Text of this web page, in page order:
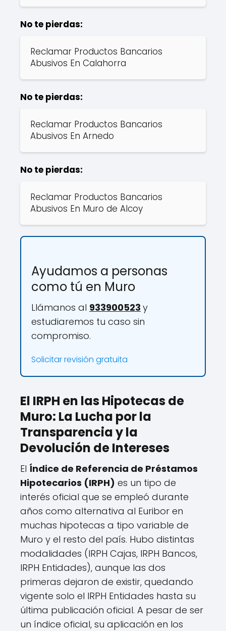
No te pierdas:
Reclamar Productos Bancarios
Abusivos En Calahorra
No te pierdas:
Reclamar Productos Bancarios
Abusivos En Arnedo
No te pierdas:
Reclamar Productos Bancarios
Abusivos En Muro de Alcoy
Ayudamos a personas
como tú en Muro
Llámanos al 933900523 y
estudiaremos tu caso sin
compromiso.
Solicitar revisión gratuita
El IRPH en las Hipotecas de
Muro: La Lucha por la
Transparencia y la
Devolución de Intereses
El Índice de Referencia de Préstamos
Hipotecarios (IRPH) es un tipo de
interés oficial que se empleó durante
años como alternativa al Euribor en
muchas hipotecas a tipo variable de
Muro y el resto del país. Hubo distintas
modalidades (IRPH Cajas, IRPH Bancos,
IRPH Entidades), aunque las dos
primeras dejaron de existir, quedando
vigente solo el IRPH Entidades hasta su
última publicación oficial. A pesar de ser
un índice oficial, su aplicación en los